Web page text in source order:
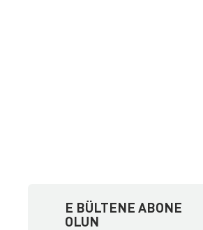
E BÜLTENE ABONE
OLUN